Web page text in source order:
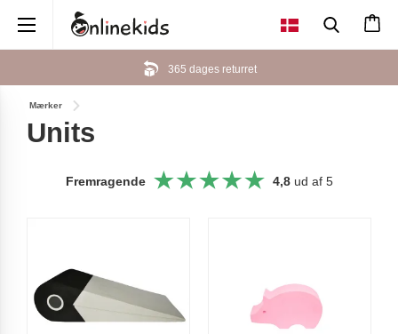
365 dages returret
Mærker
Units
Fremragende 4,8ud af 5